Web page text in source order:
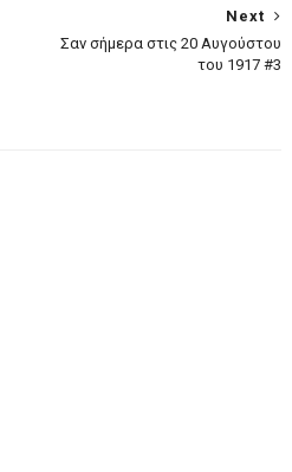
Next
Σαν σήμερα στις 20 Αυγούστου
του 1917 #3